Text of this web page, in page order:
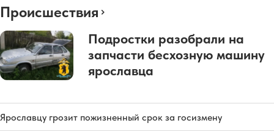
Происшествия
Подростки разобрали на
запчасти бесхозную машину
ярославца
Ярославцу грозит пожизненный срок за госизмену